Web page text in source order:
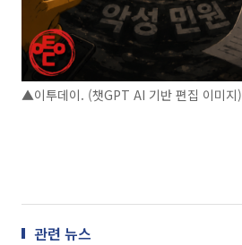
▲이투데이. (챗GPT AI 기반 편집 이미지)
관련 뉴스